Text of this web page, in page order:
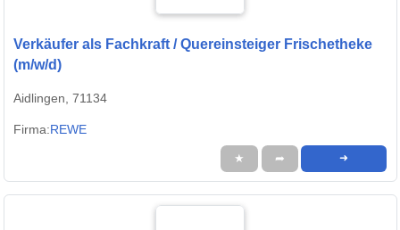
Verkäufer als Fachkraft / Quereinsteiger Frischetheke
(m/w/d)
Aidlingen, 71134
Firma:REWE
★ ➦ ➜